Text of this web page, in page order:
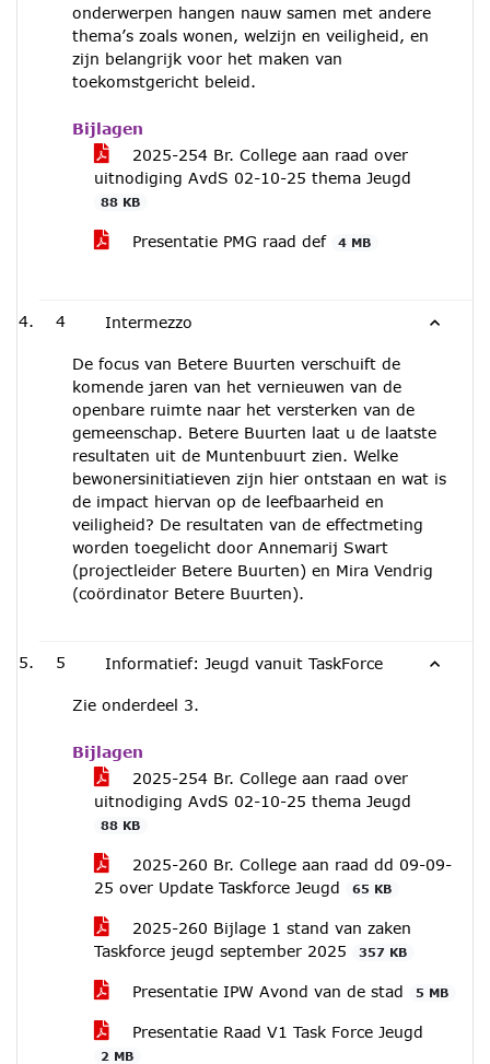
onderwerpen hangen nauw samen met andere
thema’s zoals wonen, welzijn en veiligheid, en
zijn belangrijk voor het maken van
toekomstgericht beleid.
Bijlagen
2025-254 Br. College aan raad over
uitnodiging AvdS 02-10-25 thema Jeugd
88 KB
Presentatie PMG raad def 4 MB
4 Intermezzo
De focus van Betere Buurten verschuift de
komende jaren van het vernieuwen van de
openbare ruimte naar het versterken van de
gemeenschap. Betere Buurten laat u de laatste
resultaten uit de Muntenbuurt zien. Welke
bewonersinitiatieven zijn hier ontstaan en wat is
de impact hiervan op de leefbaarheid en
veiligheid? De resultaten van de effectmeting
worden toegelicht door Annemarij Swart
(projectleider Betere Buurten) en Mira Vendrig
(coördinator Betere Buurten).
5 Informatief: Jeugd vanuit TaskForce
Zie onderdeel 3.
Bijlagen
2025-254 Br. College aan raad over
uitnodiging AvdS 02-10-25 thema Jeugd
88 KB
2025-260 Br. College aan raad dd 09-09-
25 over Update Taskforce Jeugd
65 KB
2025-260 Bijlage 1 stand van zaken
Taskforce jeugd september 2025
357 KB
Presentatie IPW Avond van de stad 5 MB
Presentatie Raad V1 Task Force Jeugd
2 MB